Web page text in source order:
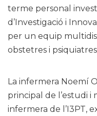
terme personal
d’Investigació i
per un equip
obstetres i
La infermera Noemí
principal de l’estudi
infermera de l’I3PT,